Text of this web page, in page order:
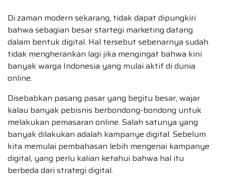
Di zaman modern sekarang, tidak dapat dipungkiri
bahwa sebagian besar startegi marketing datang
dalam bentuk digital. Hal tersebut sebenarnya sudah
tidak mengherankan lagi jika mengingat bahwa kini
banyak warga Indonesia yang mulai aktif di dunia
online.
Disebabkan pasang pasar yang begitu besar, wajar
kalau banyak pebisnis berbondong-bondong untuk
melakukan pemasaran online. Salah satunya yang
banyak dilakukan adalah kampanye digital. Sebelum
kita memulai pembahasan lebih mengenai kampanye
digital, yang perlu kalian ketahui bahwa hal itu
berbeda dari strategi digital.